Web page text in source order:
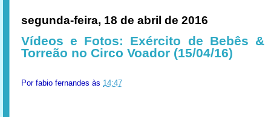
segunda-feira, 18 de abril de 2016
Vídeos e Fotos: Exército de Bebês &
Torreão no Circo Voador (15/04/16)
Por fabio fernandes às 14:47